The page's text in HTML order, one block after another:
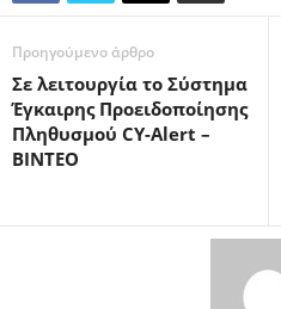
Προηγούμενο άρθρο
Σε λειτουργία το Σύστημα
Έγκαιρης Προειδοποίησης
Πληθυσμού CY-Alert –
ΒΙΝΤΕΟ